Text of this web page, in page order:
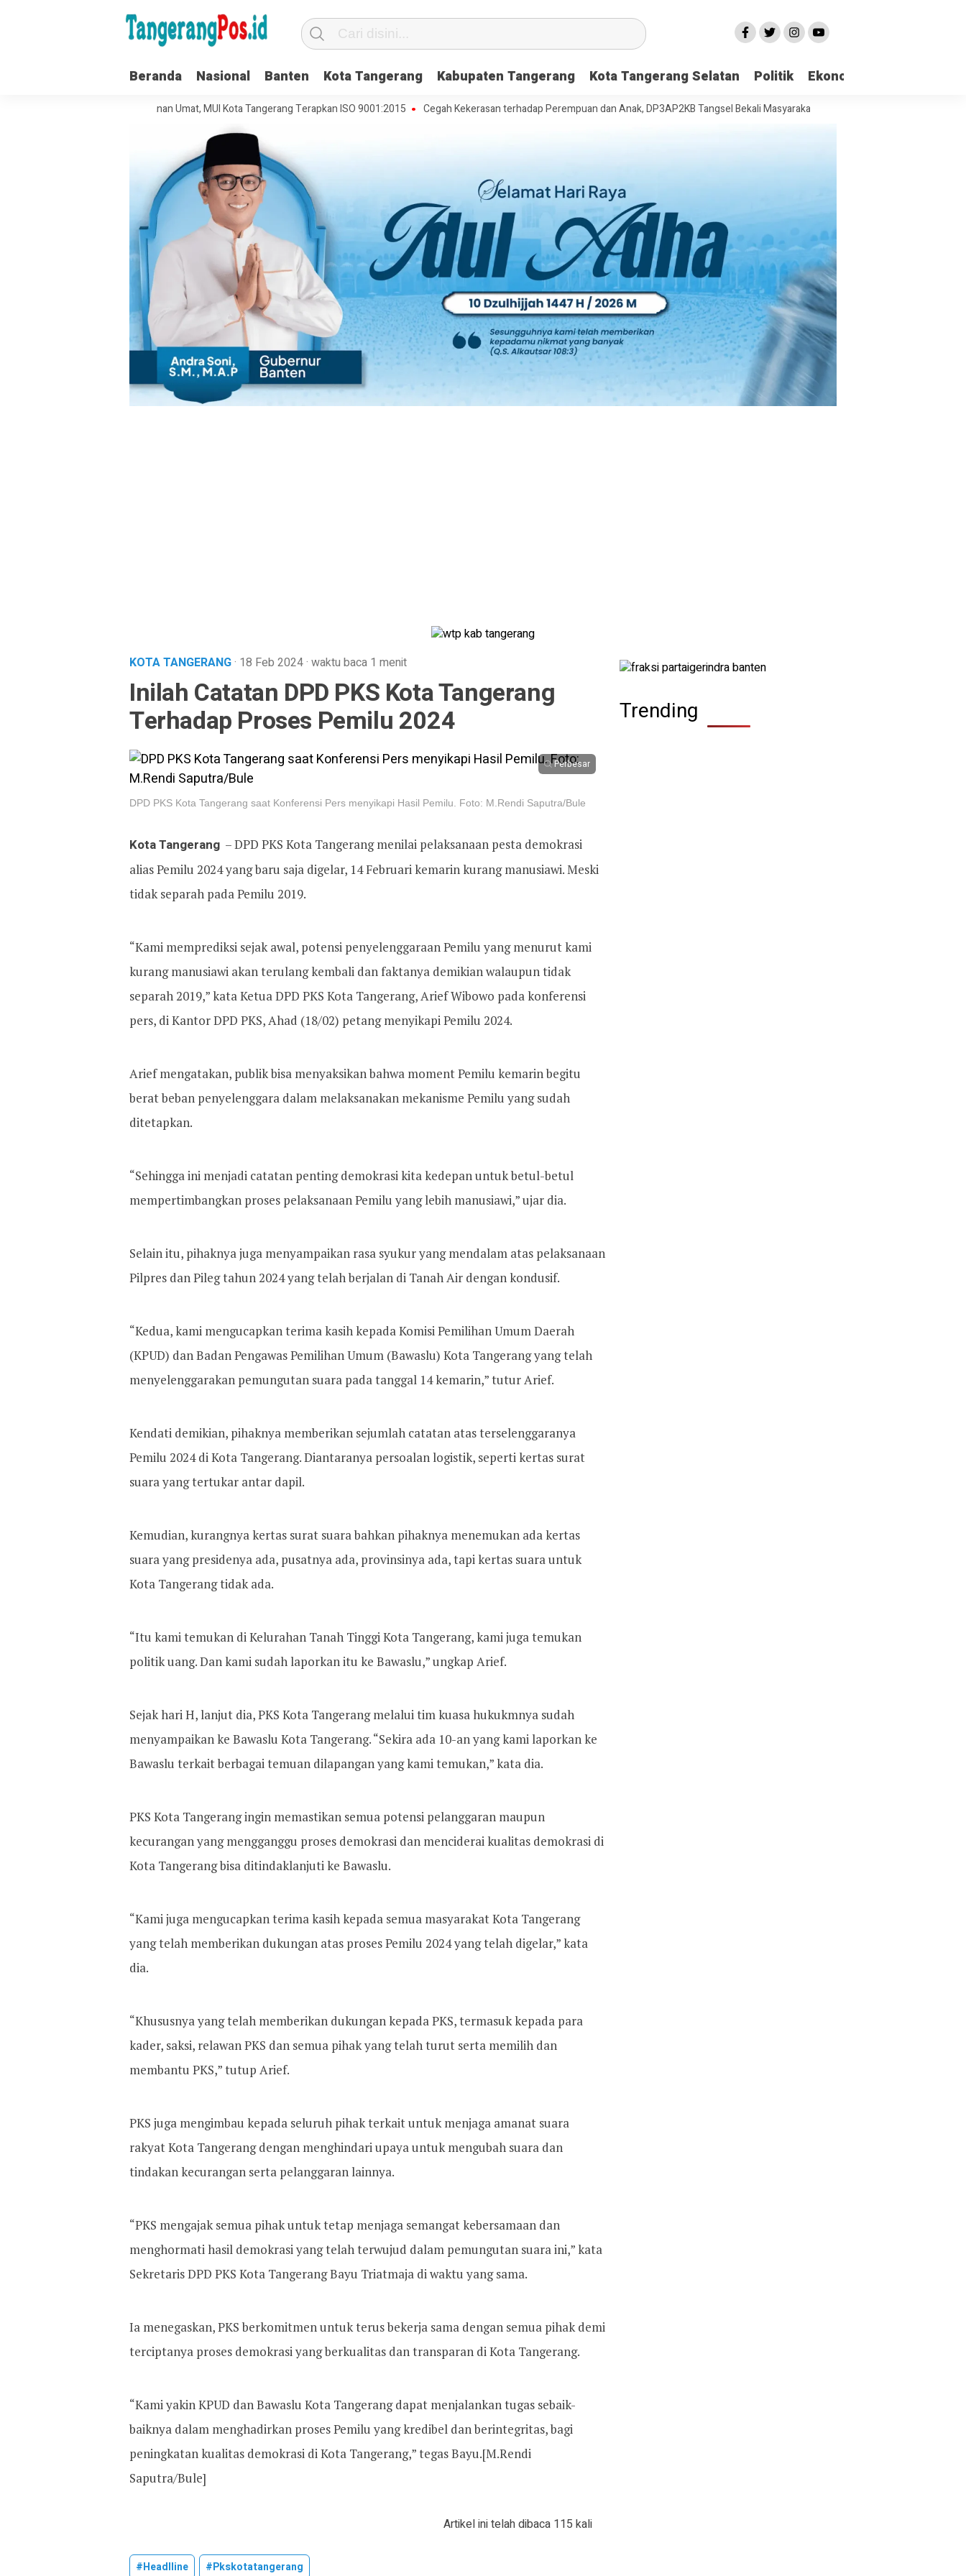
Beranda Nasional Banten Kota Tangerang Kabupaten Tangerang Kota Tangerang Selatan Politik Ekonomi
Organisasi dan Pelayanan Umat, MUI Kota Tangerang Terapkan ISO 9001:2015 Cegah Kekerasan terhadap Perempuan dan Anak, DP3AP2KB Tangsel Bekali Masyarakat Manajemen Stres dan Dukungan Psikologi
KOTA TANGERANG· 18 Feb 2024· waktu baca 1 menit
Inilah Catatan DPD PKS Kota Tangerang
Terhadap Proses Pemilu 2024
Perbesar
DPD PKS Kota Tangerang saat Konferensi Pers menyikapi Hasil Pemilu. Foto: M.Rendi Saputra/Bule
Kota Tangerang – DPD PKS Kota Tangerang menilai pelaksanaan pesta demokrasi
alias Pemilu 2024 yang baru saja digelar, 14 Februari kemarin kurang manusiawi. Meski
tidak separah pada Pemilu 2019.
“Kami memprediksi sejak awal, potensi penyelenggaraan Pemilu yang menurut kami
kurang manusiawi akan terulang kembali dan faktanya demikian walaupun tidak
separah 2019,” kata Ketua DPD PKS Kota Tangerang, Arief Wibowo pada konferensi
pers, di Kantor DPD PKS, Ahad (18/02) petang menyikapi Pemilu 2024.
Arief mengatakan, publik bisa menyaksikan bahwa moment Pemilu kemarin begitu
berat beban penyelenggara dalam melaksanakan mekanisme Pemilu yang sudah
ditetapkan.
“Sehingga ini menjadi catatan penting demokrasi kita kedepan untuk betul-betul
mempertimbangkan proses pelaksanaan Pemilu yang lebih manusiawi,” ujar dia.
Selain itu, pihaknya juga menyampaikan rasa syukur yang mendalam atas pelaksanaan
Pilpres dan Pileg tahun 2024 yang telah berjalan di Tanah Air dengan kondusif.
“Kedua, kami mengucapkan terima kasih kepada Komisi Pemilihan Umum Daerah
(KPUD) dan Badan Pengawas Pemilihan Umum (Bawaslu) Kota Tangerang yang telah
menyelenggarakan pemungutan suara pada tanggal 14 kemarin,” tutur Arief.
Kendati demikian, pihaknya memberikan sejumlah catatan atas terselenggaranya
Pemilu 2024 di Kota Tangerang. Diantaranya persoalan logistik, seperti kertas surat
suara yang tertukar antar dapil.
Kemudian, kurangnya kertas surat suara bahkan pihaknya menemukan ada kertas
suara yang presidenya ada, pusatnya ada, provinsinya ada, tapi kertas suara untuk
Kota Tangerang tidak ada.
“Itu kami temukan di Kelurahan Tanah Tinggi Kota Tangerang, kami juga temukan
politik uang. Dan kami sudah laporkan itu ke Bawaslu,” ungkap Arief.
Sejak hari H, lanjut dia, PKS Kota Tangerang melalui tim kuasa hukukmnya sudah
menyampaikan ke Bawaslu Kota Tangerang. “Sekira ada 10-an yang kami laporkan ke
Bawaslu terkait berbagai temuan dilapangan yang kami temukan,” kata dia.
PKS Kota Tangerang ingin memastikan semua potensi pelanggaran maupun
kecurangan yang mengganggu proses demokrasi dan menciderai kualitas demokrasi di
Kota Tangerang bisa ditindaklanjuti ke Bawaslu.
“Kami juga mengucapkan terima kasih kepada semua masyarakat Kota Tangerang
yang telah memberikan dukungan atas proses Pemilu 2024 yang telah digelar,” kata
dia.
“Khususnya yang telah memberikan dukungan kepada PKS, termasuk kepada para
kader, saksi, relawan PKS dan semua pihak yang telah turut serta memilih dan
membantu PKS,” tutup Arief.
PKS juga mengimbau kepada seluruh pihak terkait untuk menjaga amanat suara
rakyat Kota Tangerang dengan menghindari upaya untuk mengubah suara dan
tindakan kecurangan serta pelanggaran lainnya.
“PKS mengajak semua pihak untuk tetap menjaga semangat kebersamaan dan
menghormati hasil demokrasi yang telah terwujud dalam pemungutan suara ini,” kata
Sekretaris DPD PKS Kota Tangerang Bayu Triatmaja di waktu yang sama.
Ia menegaskan, PKS berkomitmen untuk terus bekerja sama dengan semua pihak demi
terciptanya proses demokrasi yang berkualitas dan transparan di Kota Tangerang.
“Kami yakin KPUD dan Bawaslu Kota Tangerang dapat menjalankan tugas sebaik-
baiknya dalam menghadirkan proses Pemilu yang kredibel dan berintegritas, bagi
peningkatan kualitas demokrasi di Kota Tangerang,” tegas Bayu.[M.Rendi
Saputra/Bule]
Artikel ini telah dibaca 115 kali
#headlline #pkskotatangerang
Trending